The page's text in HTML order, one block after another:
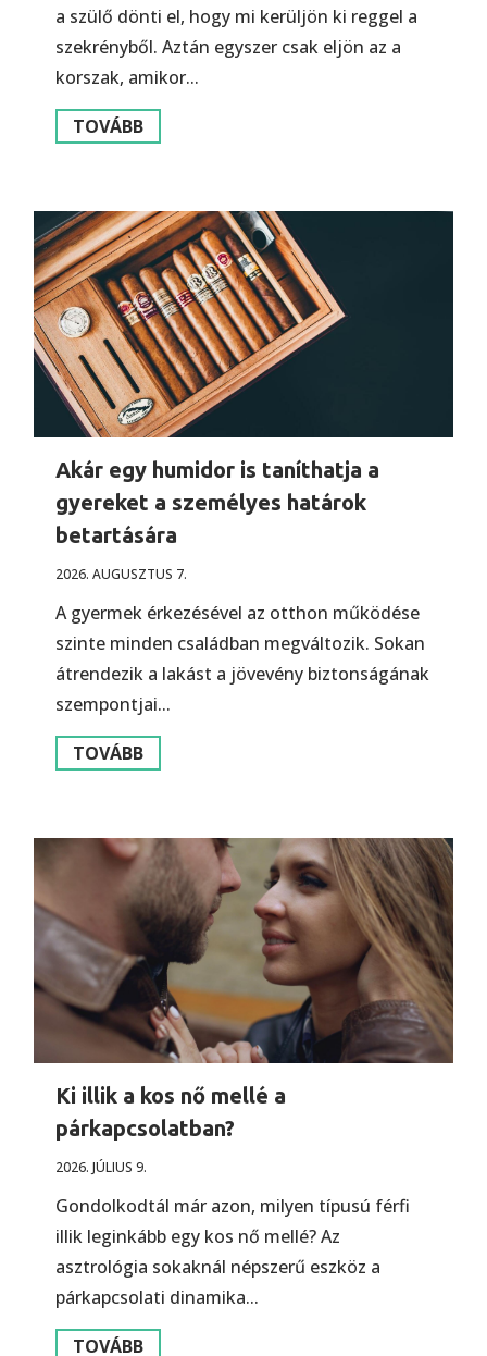
a szülő dönti el, hogy mi kerüljön ki reggel a
szekrényből. Aztán egyszer csak eljön az a
korszak, amikor...
TOVÁBB
Akár egy humidor is taníthatja a
gyereket a személyes határok
betartására
2026. AUGUSZTUS 7.
A gyermek érkezésével az otthon működése
szinte minden családban megváltozik. Sokan
átrendezik a lakást a jövevény biztonságának
szempontjai...
TOVÁBB
Ki illik a kos nő mellé a
párkapcsolatban?
2026. JÚLIUS 9.
Gondolkodtál már azon, milyen típusú férfi
illik leginkább egy kos nő mellé? Az
asztrológia sokaknál népszerű eszköz a
párkapcsolati dinamika...
TOVÁBB